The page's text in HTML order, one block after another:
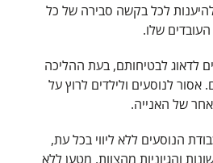
להיענות לכל בקשה סבירה של כל
שלו.
לדאוג לבטיחותם, בעת ההליכה
אסור לנוסעים ולילדים לרוץ על
של האנייה.
כבודת הנוסעים ללא ליווי בכל עת,
והגיוניות מהצוות. מטען ללא